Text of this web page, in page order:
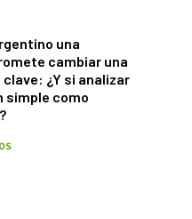
una
cambiar una
¿Y si analizar
simple como